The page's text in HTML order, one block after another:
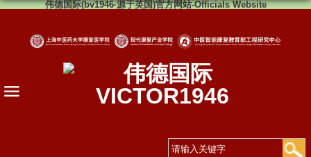
伟德国际(bv1946·源于英国)官方网站-Officials Website